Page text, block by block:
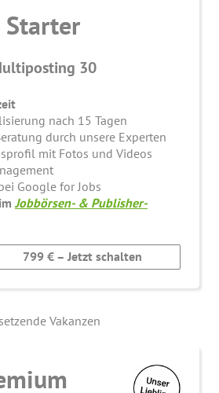
Starter
30
nach 15 Tagen
durch unsere Experten
mit Fotos und Videos
Google for Jobs
Jobbörsen- & Publisher-
799 € – Jetzt schalten
Vakanzen